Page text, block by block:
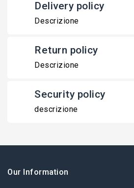
Delivery policy
Descrizione
Return policy
Descrizione
Security policy
descrizione
Our Information